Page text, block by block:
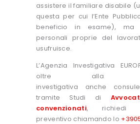
assistere il familiare disabile
questa per cui l’Ente
beneficio in esame), ma
personali proprie del
usufruisce.
L’Agenzia Investigativa
oltre alla
investigativa anche
tramite Studi di
convenzionati, richiedi
preventivo chiamando lo